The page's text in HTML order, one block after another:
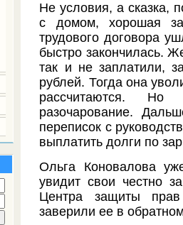
Не условия, а сказка,
с домом, хорошая
трудового договора
быстро закончилась.
так и не заплатили,
рублей. Тогда она
рассчитаются.
разочарование.
переписок с
выплатить долги по
Ольга Коновалова
увидит свои честно
Центра защиты
заверили ее в